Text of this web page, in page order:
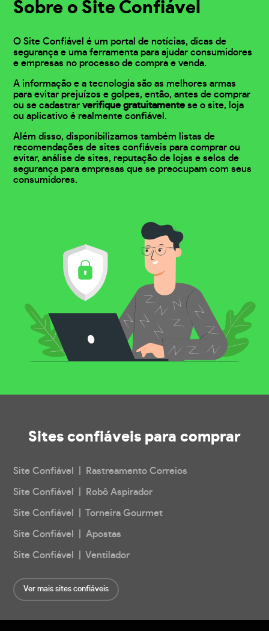
Sobre o Site Confiável
O Site Confiável é um portal de notícias, dicas de
segurança e uma ferramenta para ajudar consumidores
e empresas no processo de compra e venda.
A informação e a tecnologia são as melhores armas
para evitar prejuízos e golpes, então, antes de comprar
ou se cadastrarverifique gratuitamente se o site, loja
ou aplicativo é realmente confiável.
Além disso, disponibilizamos também listas de
recomendações de sites confiáveis para comprar ou
evitar, análise de sites, reputação de lojas e selos de
segurança para empresas que se preocupam com seus
consumidores.
Sites confiáveis para comprar
Site Confiável | Rastreamento Correios
Site Confiável | Robô Aspirador
Site Confiável | Torneira Gourmet
Site Confiável | Apostas
Site Confiável | Ventilador
Ver mais sites confiáveis